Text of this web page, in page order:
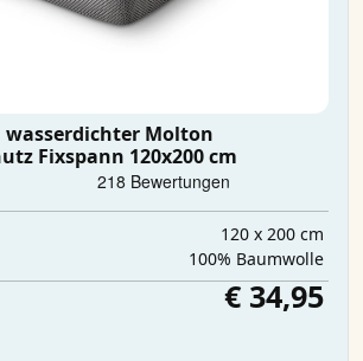
wasserdichter Molton
Fixspann 120x200 cm
120 x 200 cm
100% Baumwolle
€ 34,95